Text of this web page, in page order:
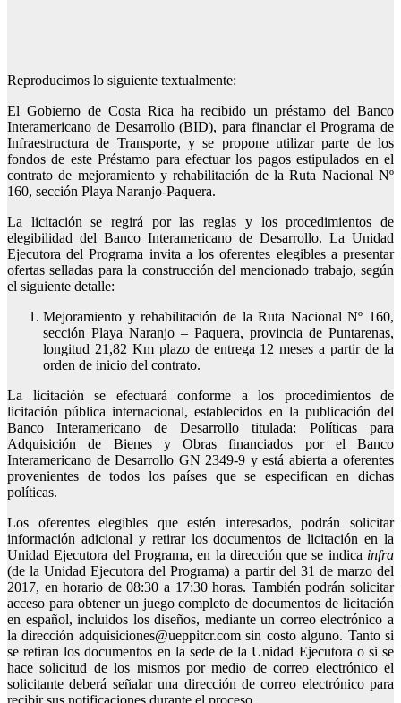
Reproducimos lo siguiente textualmente:
El Gobierno de Costa Rica ha recibido un préstamo del Banco
Interamericano de Desarrollo (BID), para financiar el Programa de
Infraestructura de Transporte, y se propone utilizar parte de los
fondos de este Préstamo para efectuar los pagos estipulados en el
contrato de mejoramiento y rehabilitación de la Ruta Nacional Nº
160, sección Playa Naranjo-Paquera.
La licitación se regirá por las reglas y los procedimientos de
elegibilidad del Banco Interamericano de Desarrollo. La Unidad
Ejecutora del Programa invita a los oferentes elegibles a presentar
ofertas selladas para la construcción del mencionado trabajo, según
el siguiente detalle:
Mejoramiento y rehabilitación de la Ruta Nacional Nº 160,
sección Playa Naranjo – Paquera, provincia de Puntarenas,
longitud 21,82 Km plazo de entrega 12 meses a partir de la
orden de inicio del contrato.
La licitación se efectuará conforme a los procedimientos de
licitación pública internacional, establecidos en la publicación del
Banco Interamericano de Desarrollo titulada: Políticas para
Adquisición de Bienes y Obras financiados por el Banco
Interamericano de Desarrollo GN 2349-9 y está abierta a oferentes
provenientes de todos los países que se especifican en dichas
políticas.
Los oferentes elegibles que estén interesados, podrán solicitar
información adicional y retirar los documentos de licitación en la
Unidad Ejecutora del Programa, en la dirección que se indica infra
(de la Unidad Ejecutora del Programa) a partir del 31 de marzo del
2017, en horario de 08:30 a 17:30 horas. También podrán solicitar
acceso para obtener un juego completo de documentos de licitación
en español, incluidos los diseños, mediante un correo electrónico a
la dirección adquisiciones@ueppitcr.com sin costo alguno. Tanto si
se retiran los documentos en la sede de la Unidad Ejecutora o si se
hace solicitud de los mismos por medio de correo electrónico el
solicitante deberá señalar una dirección de correo electrónico para